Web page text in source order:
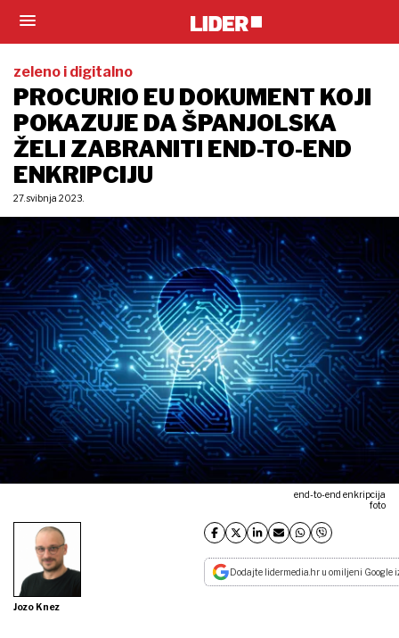
zeleno i digitalno
PROCURIO EU DOKUMENT KOJI
POKAZUJE DA ŠPANJOLSKA
ŽELI ZABRANITI END-TO-END
ENKRIPCIJU
27. svibnja 2023.
end-to-end enkripcija
foto
Jozo Knez
Dodajte lidermedia.hr u omiljeni Google